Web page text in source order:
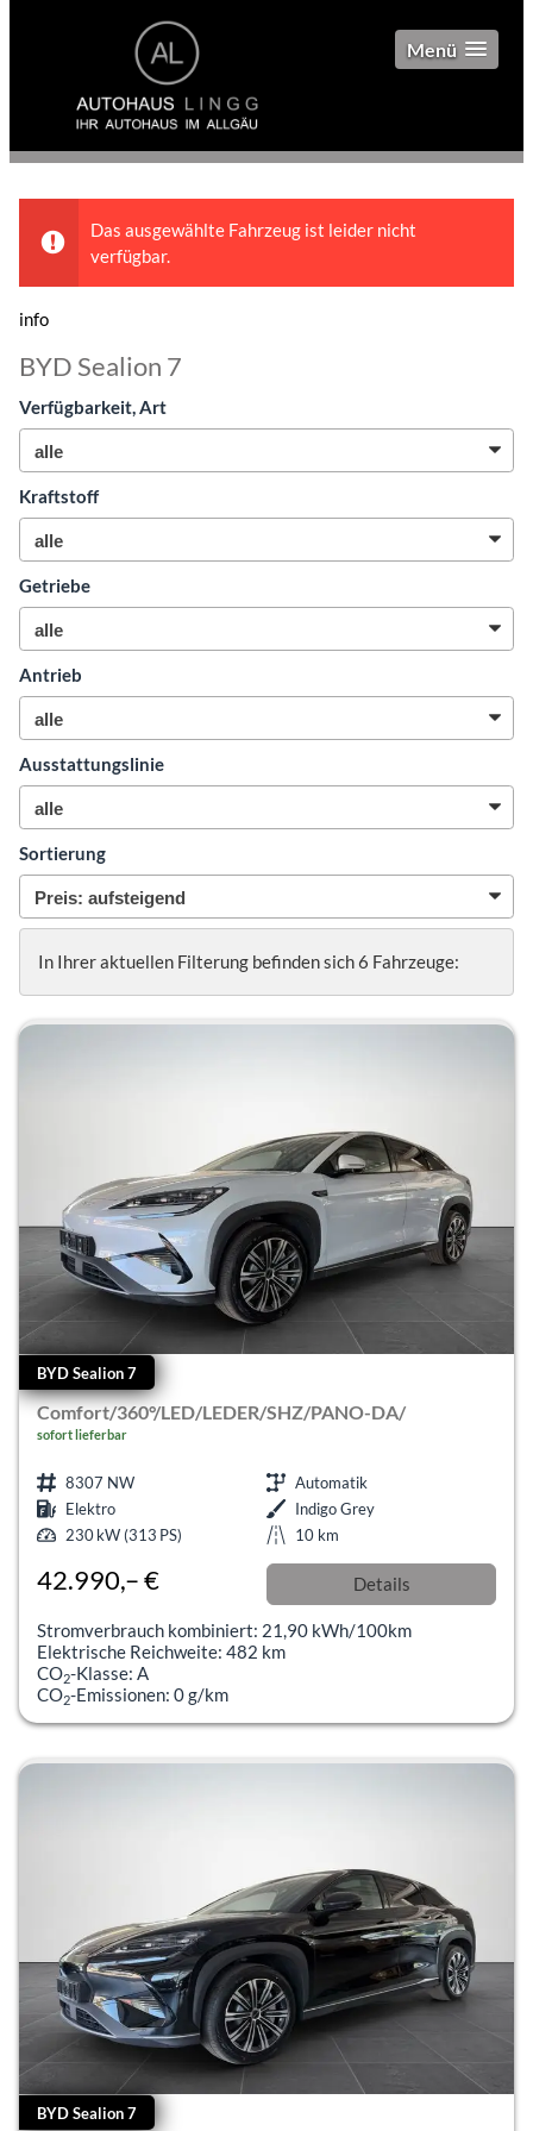
Menü
Das ausgewählte Fahrzeug ist leider nicht
verfügbar.
info
BYD Sealion 7
Verfügbarkeit, Art
Kraftstoff
Getriebe
Antrieb
Ausstattungslinie
Sortierung
In Ihrer aktuellen Filterung befinden sich6 Fahrzeuge:
BYD Sealion 7
Comfort/360°/LED/LEDER/SHZ/PANO-DA/
sofort lieferbar
8307 NW
Automatik
Elektro
Indigo Grey
230 kW (313 PS)
10 km
42.990,– € Details
Stromverbrauch kombiniert: 21,90 kWh/100km
Elektrische Reichweite: 482 km
CO2-Klasse: A
CO2-Emissionen: 0 g/km
BYD Sealion 7